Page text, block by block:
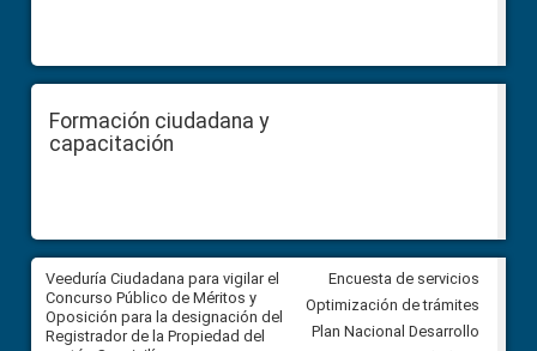
Formación ciudadana y
capacitación
Veeduría Ciudadana para vigilar el
Concurso Público de Méritos y
Oposición para la designación del
Registrador de la Propiedad del
Veeduría Ciudadana para
construcción del asfaltado de
Ballenita del cantón Santa
Encuesta de servicios
Optimización de trámites
Plan Nacional Desarrollo